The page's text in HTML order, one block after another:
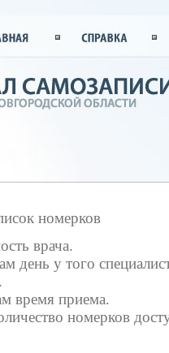
номерков
врача.
день у того
время приема.
номерков